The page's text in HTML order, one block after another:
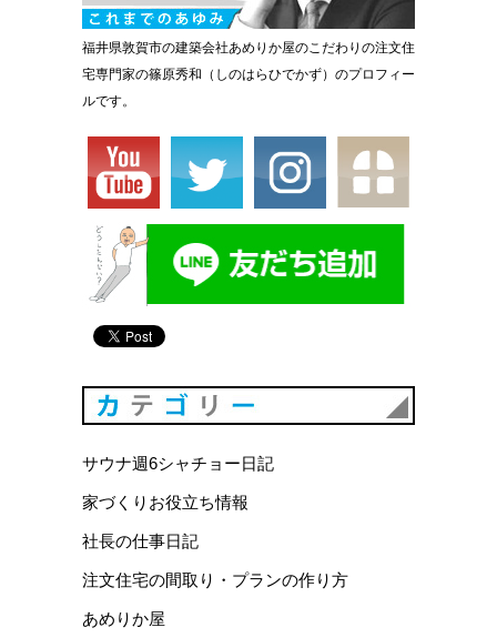
福井県敦賀市の建築会社あめりか屋のこだわりの注文住
宅専門家の篠原秀和（しのはらひでかず）のプロフィー
ルです。
サウナ週6シャチョー日記
家づくりお役立ち情報
社長の仕事日記
注文住宅の間取り・プランの作り方
あめりか屋